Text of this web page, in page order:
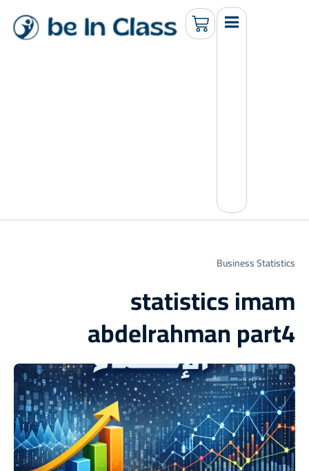
Business Statistics
statistics imam
abdelrahman part4